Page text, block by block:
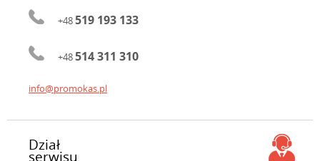
+48519 193 133
+48514 311 310
info@promokas.pl
Dział
serwisu